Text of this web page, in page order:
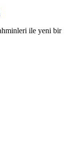
ile yeni bir